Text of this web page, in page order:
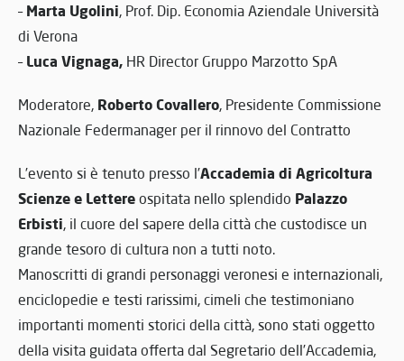
– Marta Ugolini, Prof. Dip. Economia Aziendale Università
di Verona
– Luca Vignaga, HR Director Gruppo Marzotto SpA
Moderatore, Roberto Covallero, Presidente Commissione
Nazionale Federmanager per il rinnovo del Contratto
L’evento si è tenuto presso l’Accademia di Agricoltura
Scienze e Lettere ospitata nello splendido Palazzo
Erbisti, il cuore del sapere della città che custodisce un
grande tesoro di cultura non a tutti noto.
Manoscritti di grandi personaggi veronesi e internazionali,
enciclopedie e testi rarissimi, cimeli che testimoniano
importanti momenti storici della città, sono stati oggetto
della visita guidata offerta dal Segretario dell’Accademia,